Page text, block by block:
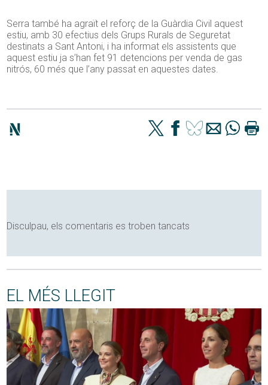
Serra també ha agraït el reforç de la Guàrdia Civil aquest
estiu, amb 30 efectius dels Grups Rurals de Seguretat
destinats a Sant Antoni, i ha informat els assistents que
aquest estiu ja s’han fet 91 detencions per venda de gas
nitrós, 60 més que l’any passat en aquestes dates.
Disculpau, els comentaris es troben tancats
EL MÉS LLEGIT